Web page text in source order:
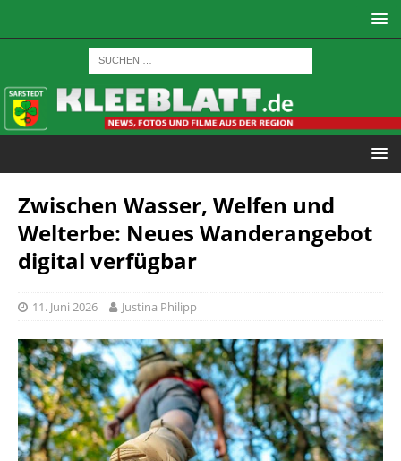
Zwischen Wasser, Welfen und
Welterbe: Neues Wanderangebot
digital verfügbar
11. Juni 2026 Justina Philipp